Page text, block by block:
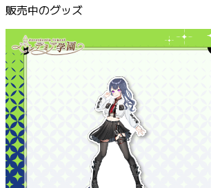
販売中のグッズ